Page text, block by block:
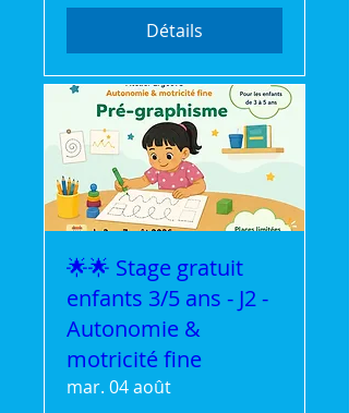
Détails
🌟🌟 Stage gratuit
enfants 3/5 ans - J2 -
Autonomie &
motricité fine
mar. 04 août